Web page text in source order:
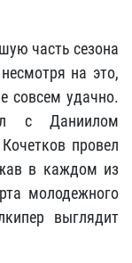
часть сезона
на это,
совсем удачно.
с Даниилом
провел
в каждом из
молодежного
выглядит